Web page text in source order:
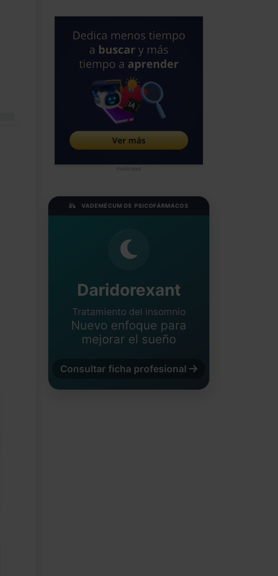
Publicidad
VADEMÉCUM DE PSICOFÁRMACOS
Daridorexant
Tratamiento del insomnio
Nuevo enfoque para
mejorar el sueño
Consultar ficha profesional